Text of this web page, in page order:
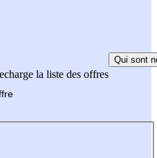
la liste des offres
Qui sont